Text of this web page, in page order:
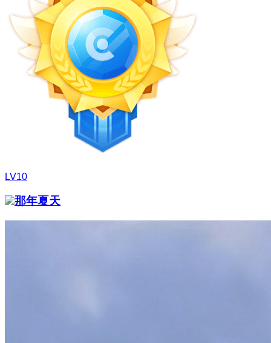
LV10
那年夏天